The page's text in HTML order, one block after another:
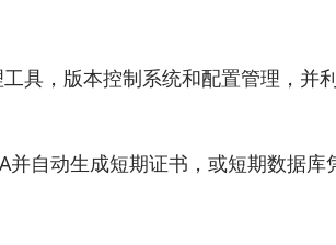
具，版本控制系统和配置管理，并
自动生成短期证书，或短期数据库